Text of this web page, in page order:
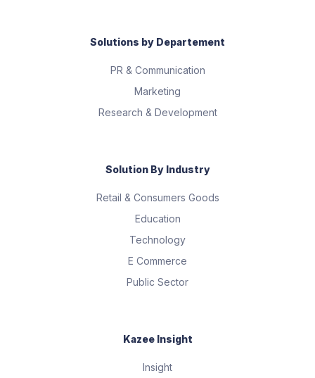
Solutions by Departement
PR & Communication
Marketing
Research & Development
Solution By Industry
Retail & Consumers Goods
Education
Technology
E Commerce
Public Sector
Kazee Insight
Insight